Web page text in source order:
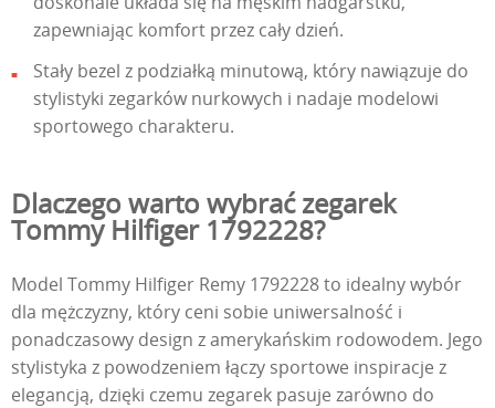
zapewniając komfort przez cały dzień.
Stały bezel z podziałką minutową, który nawiązuje do
stylistyki zegarków nurkowych i nadaje modelowi
sportowego charakteru.
Dlaczego warto wybrać zegarek
Tommy Hilfiger 1792228?
Model Tommy Hilfiger Remy 1792228 to idealny wybór
dla mężczyzny, który ceni sobie uniwersalność i
ponadczasowy design z amerykańskim rodowodem. Jego
stylistyka z powodzeniem łączy sportowe inspiracje z
elegancją, dzięki czemu zegarek pasuje zarówno do